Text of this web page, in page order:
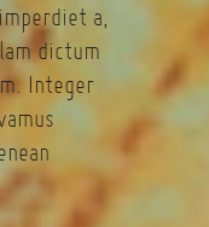
a,
dictum
Integer